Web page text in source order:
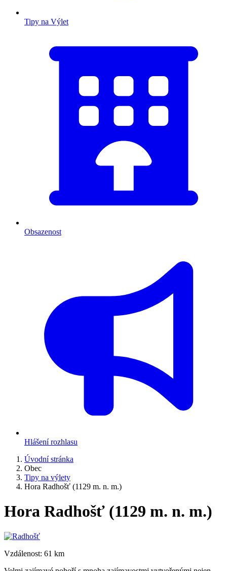
Tipy na Výlet
Obsazenost
Hlášení rozhlasu
Úvodní stránka
Obec
Tipy na výlety
Hora Radhošť (1129 m. n. m.)
Hora Radhošť (1129 m. n. m.)
Vzdálenost: 61 km